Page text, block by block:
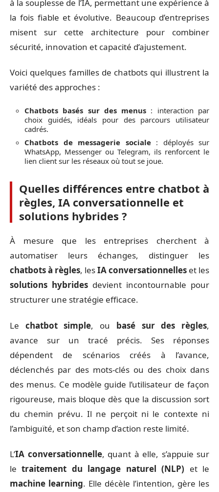
à la souplesse de l’IA, permettant une expérience à
la fois fiable et évolutive. Beaucoup d’entreprises
misent sur cette architecture pour combiner
sécurité, innovation et capacité d’ajustement.
Voici quelques familles de chatbots qui illustrent la
variété des approches :
Chatbots basés sur des menus : interaction par
choix guidés, idéals pour des parcours utilisateur
cadrés.
Chatbots de messagerie sociale: déployés sur
WhatsApp, Messenger ou Telegram, ils renforcent le
lien client sur les réseaux où tout se joue.
Quelles différences entre chatbot à
règles, IA conversationnelle et
solutions hybrides ?
À mesure que les entreprises cherchent à
automatiser leurs échanges, distinguer les
chatbots à règles, lesIA conversationnelles et les
solutions hybrides devient incontournable pour
structurer une stratégie efficace.
Le chatbot simple, ou basé sur des règles,
avance sur un tracé précis. Ses réponses
dépendent de scénarios créés à l’avance,
déclenchés par des mots-clés ou des choix dans
des menus. Ce modèle guide l’utilisateur de façon
rigoureuse, mais bloque dès que la discussion sort
du chemin prévu. Il ne perçoit ni le contexte ni
l’ambiguïté, et son champ d’action reste limité.
L’IA conversationnelle, quant à elle, s’appuie sur
letraitement du langage naturel (NLP) et le
machine learning. Elle décèle l’intention, gère les